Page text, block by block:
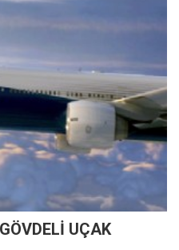
UÇAK